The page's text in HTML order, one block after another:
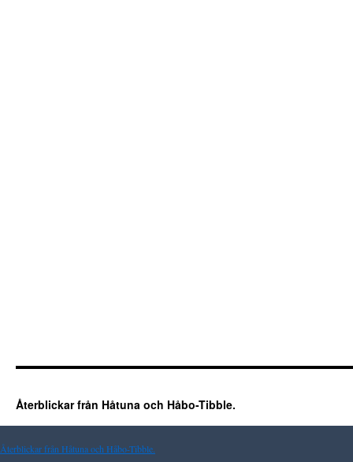
Återblickar från Håtuna och Håbo-Tibble.
Återblickar från Håtuna och Håbo-Tibble.